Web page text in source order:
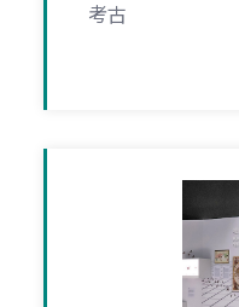
考古